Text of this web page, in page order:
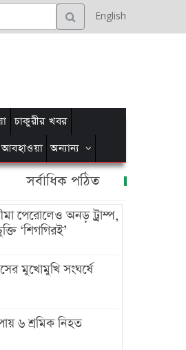
English
চাকুরীর খবর
আবহাওয়া অন্যান্য
সর্বাধিক পঠিত
পেরোলেও অনড় ট্রাম্প,
‘শিগগিরই’
মুখোমুখি সংঘর্ষে
৬ শ্রমিক নিহত